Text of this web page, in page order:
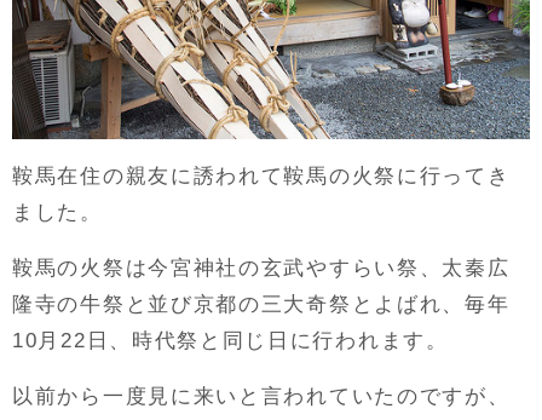
鞍馬在住の親友に誘われて鞍馬の火祭に行ってき
ました。
鞍馬の火祭は今宮神社の玄武やすらい祭、太秦広
隆寺の牛祭と並び京都の三大奇祭とよばれ、毎年
10月22日、時代祭と同じ日に行われます。
以前から一度見に来いと言われていたのですが、